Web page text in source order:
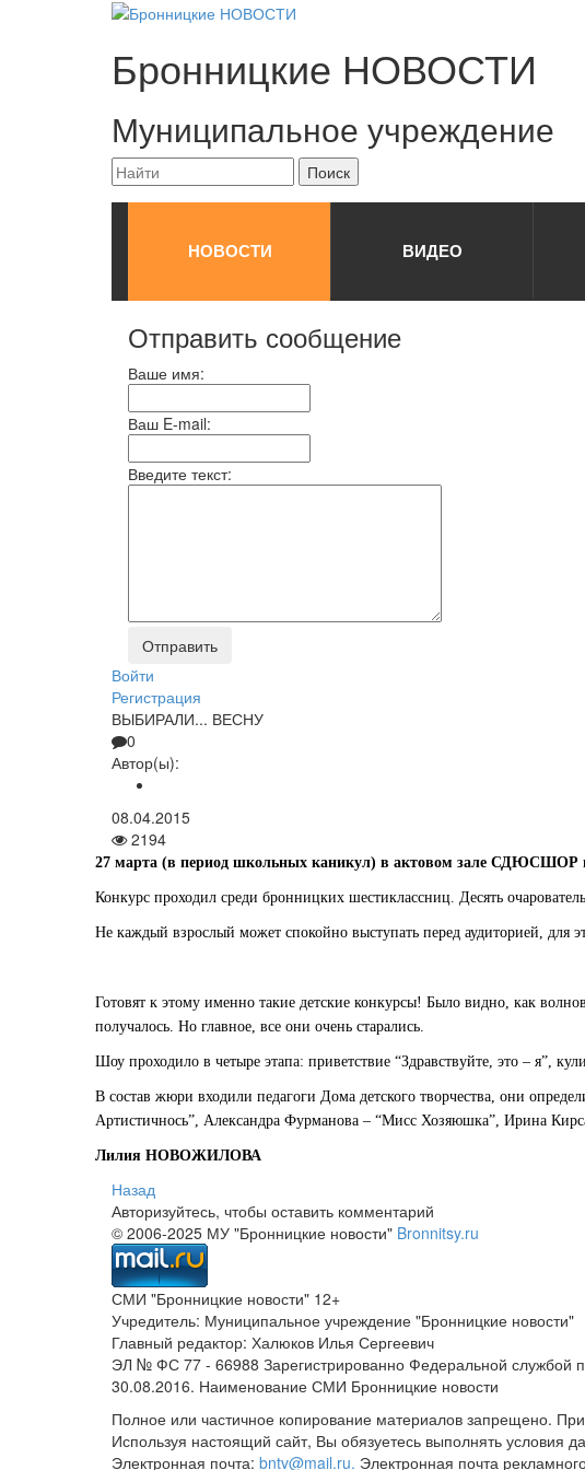
Бронницкие НОВОСТИ
Муниципальное учреждение
НОВОСТИ ВИДЕО
Отправить сообщение
Ваше имя:
Ваш E-mail:
Введите текст:
Войти
Регистрация
ВЫБИРАЛИ... ВЕСНУ
0
Автор(ы):
08.04.2015
2194
27 марта (в период школьных каникул) в актовом зале СДЮСШОР
Конкурс проходил среди бронницких шестиклассниц. Десять
Не каждый взрослый может спокойно выступать перед аудиторией, для
Готовят к этому именно такие детские конкурсы! Было видно, как
получалось. Но главное, все они очень старались.
Шоу проходило в четыре этапа: приветствие “Здравствуйте, это – я”,
В состав жюри входили педагоги Дома детского творчества, они
Артистичнось”, Александра Фурманова – “Мисс Хозяюшка”, Ирина
Лилия НОВОЖИЛОВА
Назад
Авторизуйтесь, чтобы оставить комментарий
© 2006-2025 МУ "Бронницкие новости" Bronnitsy.ru
СМИ "Бронницкие новости" 12+
Учредитель: Муниципальное учреждение "Бронницкие новости"
Главный редактор: Халюков Илья Сергеевич
ЭЛ № ФС 77 - 66988 Зарегистрированно Федеральной службой
30.08.2016. Наименование СМИ Бронницкие новости
Полное или частичное копирование материалов запрещено.
Используя настоящий сайт, Вы обязуетесь выполнять условия
Электронная почта: bntv@mail.ru. Электронная почта